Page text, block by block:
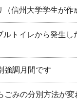
（信州大学学生が作
ルトイレから発生し
強調月間です
ごみの分別方法が変